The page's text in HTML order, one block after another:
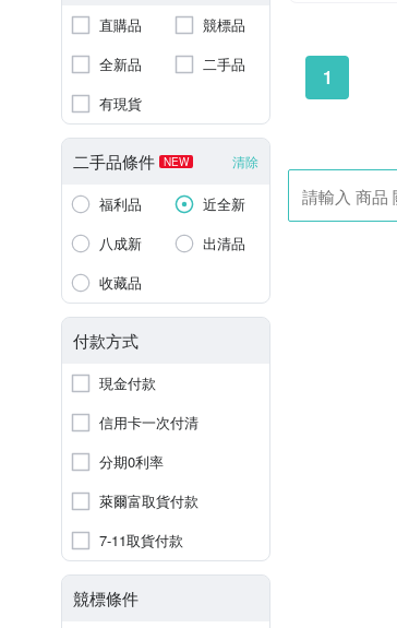
直購品
競標品
全新品
二手品
有現貨
二手品條件 NEW 清除
福利品
近全新
八成新
出清品
收藏品
付款方式
現金付款
信用卡一次付清
分期0利率
萊爾富取貨付款
7-11取貨付款
競標條件
1